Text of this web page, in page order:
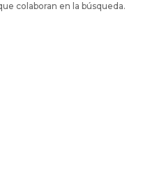
colaboran en la búsqueda.